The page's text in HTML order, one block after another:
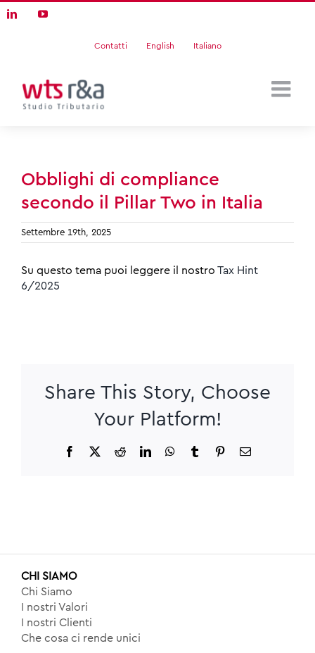
Skip
to
LinkedInYouTube
Contatti English Italiano
Obblighi di compliance
secondo il Pillar Two in Italia
Settembre 19th, 2025
Su questo tema puoi leggere il nostro Tax Hint
6/2025
Share This Story, Choose
Your Platform!
Facebook RedditLinkedInWhatsApp
Tumblr PinterestEmail
CHI SIAMO
Chi Siamo
I nostri Valori
I nostri Clienti
Che cosa ci rende unici